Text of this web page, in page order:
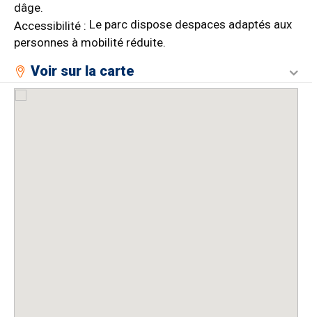
dâge.
Accessibilité : Le parc dispose despaces adaptés aux
personnes à mobilité réduite.
Voir sur la carte